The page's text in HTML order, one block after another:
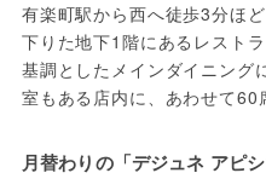
有楽町駅から西へ徒歩3分ほ
下りた地下1階にあるレスト
基調としたメインダイニング
室もある店内に、あわせて60
月替わりの「デジュネ アピシ